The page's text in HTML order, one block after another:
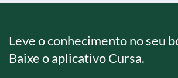
Leve o conhecimento no seu
Baixe o aplicativo Cursa.